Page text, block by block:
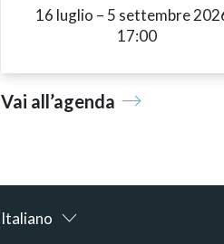
16 luglio – 5 settembre
17:00
Vai all’agenda
Italiano